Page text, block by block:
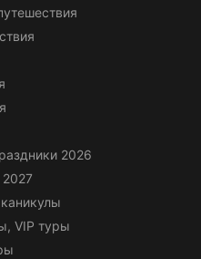
2026
VIP туры